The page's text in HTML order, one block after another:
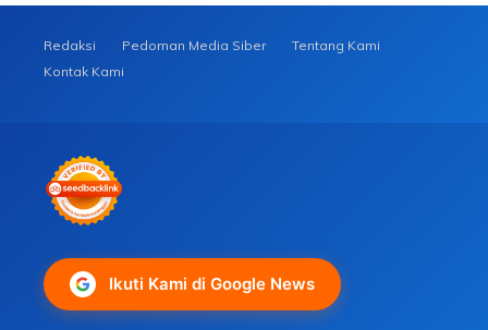
Redaksi Pedoman Media Siber
Tentang Kami
Kontak Kami
Ikuti Kami di Google News